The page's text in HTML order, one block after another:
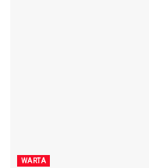
WARTA